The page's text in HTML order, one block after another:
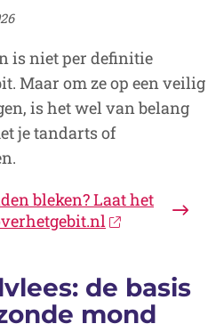
is niet per definitie
Maar om ze op een veilig
is het wel van belang
je tandarts of
bleken? Laat het
de basis
mond